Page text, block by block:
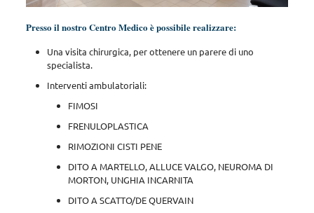
Presso il nostro Centro Medico è possibile realizzare:
Una visita chirurgica, per ottenere un parere di uno
specialista.
Interventi ambulatoriali:
FIMOSI
FRENULOPLASTICA
RIMOZIONI CISTI PENE
DITO A MARTELLO, ALLUCE VALGO, NEUROMA DI
MORTON, UNGHIA INCARNITA
DITO A SCATTO/DE QUERVAIN